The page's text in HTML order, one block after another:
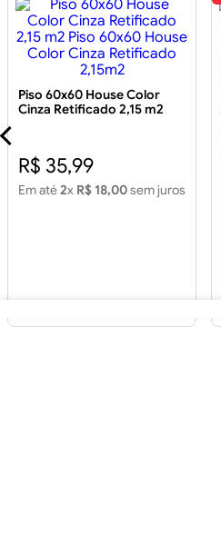
Piso 60x60 House Color
Cinza Retificado 2,15 m2
R$ 35,99
Em até2x R$ 18,00sem juros